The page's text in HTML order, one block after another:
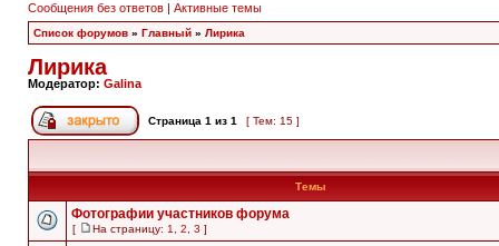
Сообщения без ответов | Активные темы
Список форумов » Главный » Лирика
Лирика
Модератор: Galina
Страница 1 из 1 [ Тем: 15 ]
Темы
Фотографии участников форума
[ На страницу: 1 2 3 ]